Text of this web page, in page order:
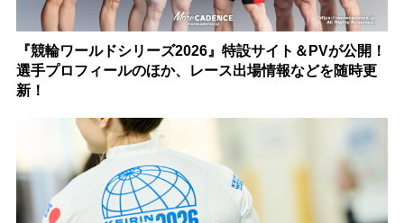
『競輪ワールドシリーズ2026』特設サイト＆PVが公開！
選手プロフィールのほか、レース出場情報などを随時更
新！